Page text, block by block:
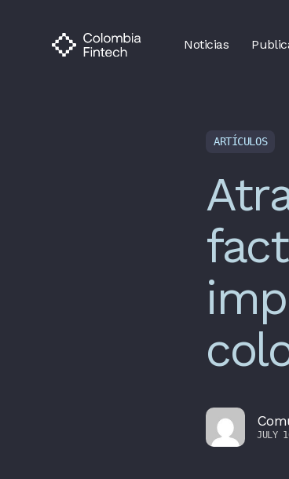
Noticias
ARTÍCULOS
JULY